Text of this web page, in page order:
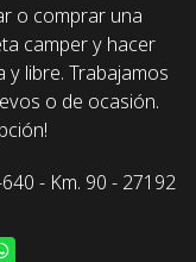
o comprar una
camper y hacer
libre. Trabajamos
o de ocasión.
- Km. 90 - 27192